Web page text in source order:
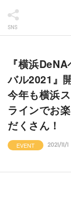
SNS
『横浜
バル2021』
今年も横浜
ラインでお
だくさん！
EVENT 2021/11/1